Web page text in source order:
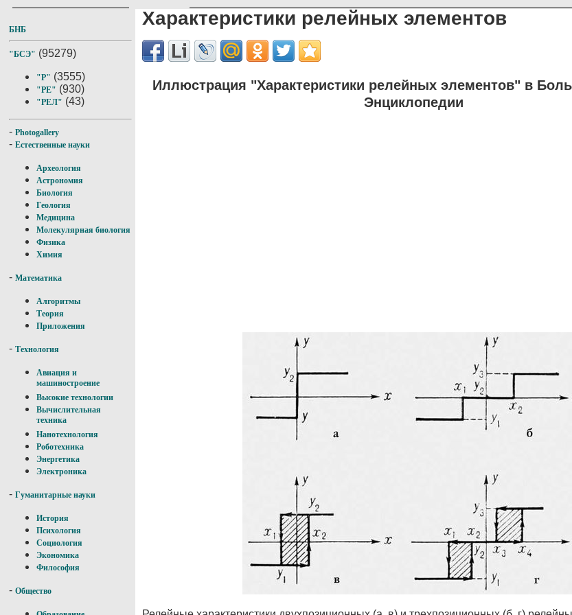
БНБ
"БСЭ" (95279)
"Р" (3555)
"РЕ" (930)
"РЕЛ" (43)
- Photogallery
- Естественные науки
Археология
Астрономия
Биология
Геология
Медицина
Молекулярная биология
Физика
Химия
- Математика
Алгоритмы
Теория
Приложения
- Технология
Авиация и
машиностроение
Высокие технологии
Вычислительная
техника
Нанотехнология
Роботехника
Энергетика
Электроника
- Гуманитарные науки
История
Психология
Социология
Экономика
Философия
- Общество
Характеристики релейных элементов
Иллюстрация "Характеристики релейных элементов" в
Энциклопедии